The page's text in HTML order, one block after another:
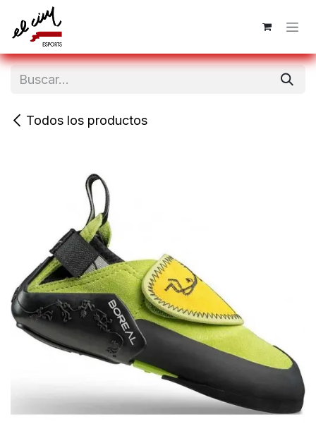
Ir al contenido
Todos los productos